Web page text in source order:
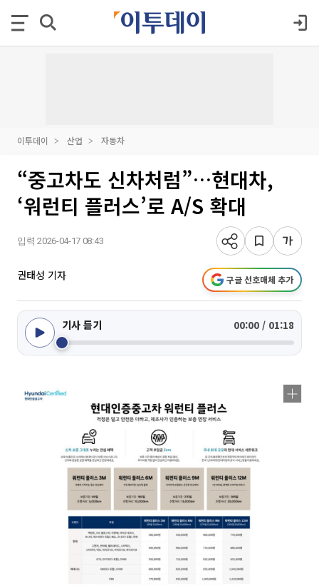
이투데이 산업 자동차
“중고차도 신차처럼”…현대차,
‘워런티 플러스’로 A/S 확대
입력 2026-04-17 08:43
권태성 기자 구글 선호매체 추가
기사 듣기 00:00 / 01:18